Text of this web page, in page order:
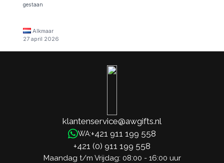
gestaan
Alkmaar
27 april 2026
klantenservice@awgifts.nl
WA:+421 911 199 558
+421 (0) 911 199 558
Maandag t/m Vrijdag: 08:00 - 16:00 uur